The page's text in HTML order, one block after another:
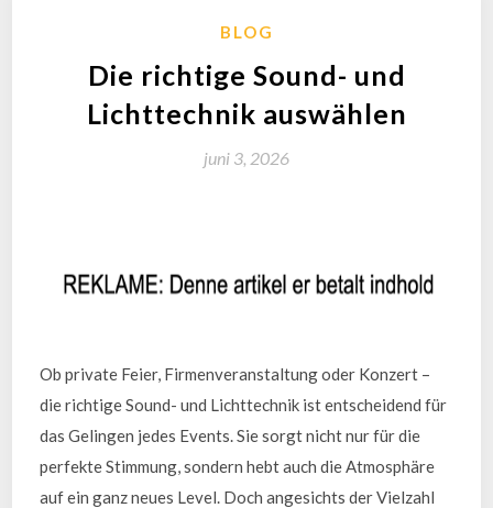
BLOG
Die richtige Sound- und
Lichttechnik auswählen
juni 3, 2026
Ob private Feier, Firmenveranstaltung oder Konzert –
die richtige Sound- und Lichttechnik ist entscheidend für
das Gelingen jedes Events. Sie sorgt nicht nur für die
perfekte Stimmung, sondern hebt auch die Atmosphäre
auf ein ganz neues Level. Doch angesichts der Vielzahl